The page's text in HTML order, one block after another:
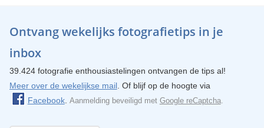
Ontvang wekelijks fotografietips in je
inbox
39.424 fotografie enthousiastelingen ontvangen de tips al!
Meer over de wekelijkse mail. Of blijf op de hoogte via
Facebook. Aanmelding beveiligd met Google reCaptcha.